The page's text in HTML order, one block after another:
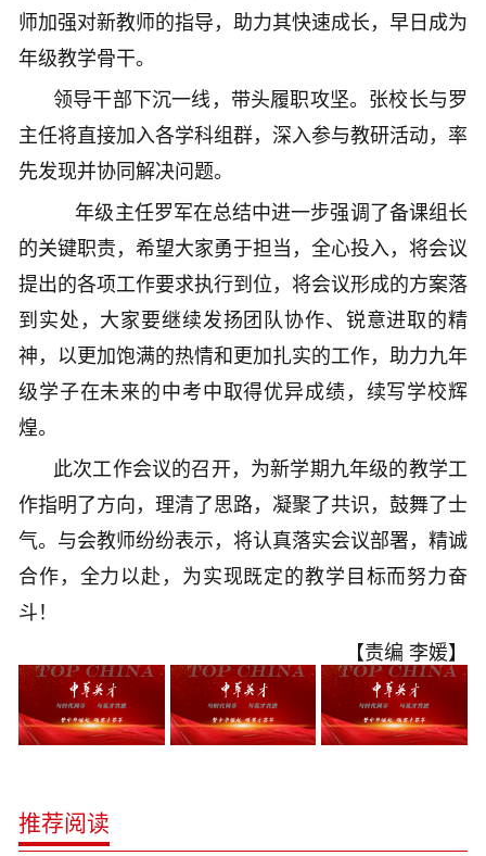
师加强对新教师的指导，助力其快速成长，早日成为
年级教学骨干。
领导干部下沉一线，带头履职攻坚。张校长与罗
主任将直接加入各学科组群，深入参与教研活动，率
先发现并协同解决问题。
年级主任罗军在总结中进一步强调了备课组长
的关键职责，希望大家勇于担当，全心投入，将会议
提出的各项工作要求执行到位，将会议形成的方案落
到实处，大家要继续发扬团队协作、锐意进取的精
神，以更加饱满的热情和更加扎实的工作，助力九年
级学子在未来的中考中取得优异成绩，续写学校辉
煌。
此次工作会议的召开，为新学期九年级的教学工
作指明了方向，理清了思路，凝聚了共识，鼓舞了士
气。与会教师纷纷表示，将认真落实会议部署，精诚
合作，全力以赴，为实现既定的教学目标而努力奋
斗！
【责编 李媛】
推荐阅读